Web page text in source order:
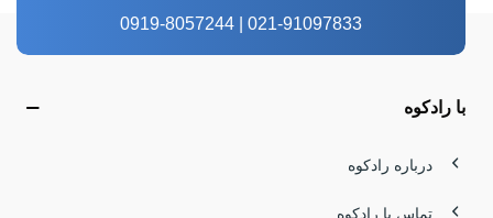
021-91097833 | 0919-8057244
با رادکوه
درباره رادکوه
تماس با رادکوه